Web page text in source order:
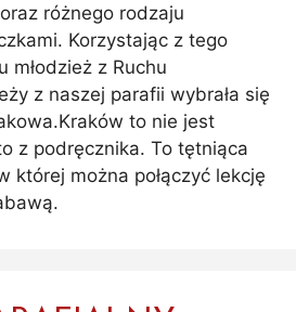
różnego rodzaju
Korzystając z tego
młodzież z Ruchu
z naszej parafii wybrała się
to nie jest
z podręcznika. To tętniąca
której można połączyć lekcję